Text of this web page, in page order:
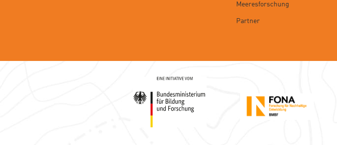
Meeresforschung
Partner